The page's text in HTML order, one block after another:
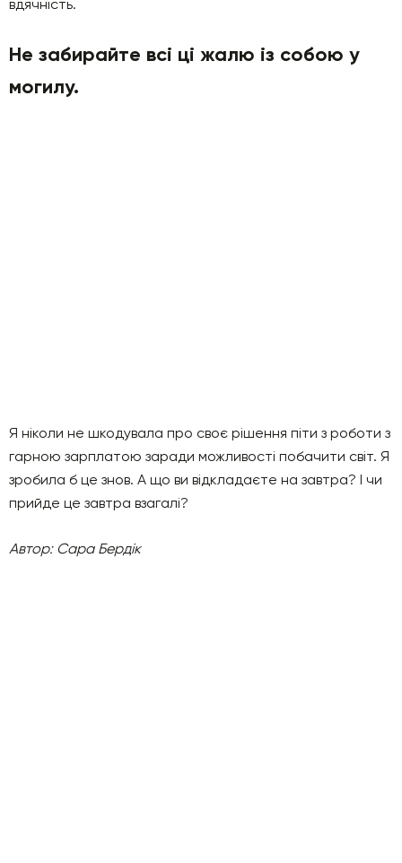
вдячність.
Не забирайте всі ці жалю із собою у
могилу.
Я ніколи не шкодувала про своє рішення піти з роботи з
гарною зарплатою заради можливості побачити світ. Я
зробила б це знов. А що ви відкладаєте на завтра? І чи
прийде це завтра взагалі?
Автор: Сара Бердік